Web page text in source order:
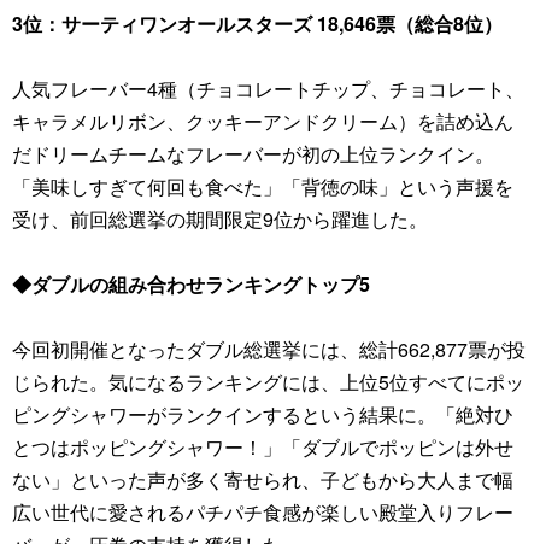
3位：サーティワンオールスターズ 18,646票（総合8位）
人気フレーバー4種（チョコレートチップ、チョコレート、
キャラメルリボン、クッキーアンドクリーム）を詰め込ん
だドリームチームなフレーバーが初の上位ランクイン。
「美味しすぎて何回も食べた」「背徳の味」という声援を
受け、前回総選挙の期間限定9位から躍進した。
◆ダブルの組み合わせランキングトップ5
今回初開催となったダブル総選挙には、総計662,877票が投
じられた。気になるランキングには、上位5位すべてにポッ
ピングシャワーがランクインするという結果に。「絶対ひ
とつはポッピングシャワー！」「ダブルでポッピンは外せ
ない」といった声が多く寄せられ、子どもから大人まで幅
広い世代に愛されるパチパチ食感が楽しい殿堂入りフレー